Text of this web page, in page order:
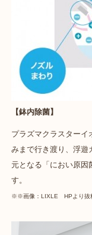
【鉢内除菌】
プラズマクラスターイ
みまで行き渡り、浮遊
元となる「におい原因
す。
※※画像：LIXLE HPより抜